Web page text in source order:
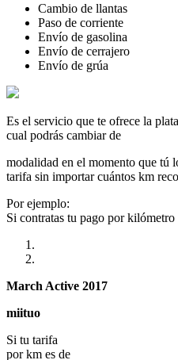
Cambio de llantas
Paso de corriente
Envío de gasolina
Envío de cerrajero
Envío de grúa
Es el servicio que te ofrece la
cual podrás cambiar de
modalidad en el momento que tú
tarifa sin importar cuántos km
Por ejemplo:
Si contratas tu pago por kilómetro
March Active 2017
miituo
Si tu tarifa
por km es de